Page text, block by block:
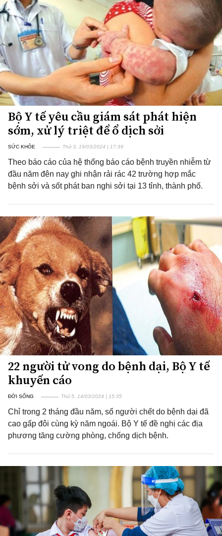
Bộ Y tế yêu cầu giám sát phát hiện
sớm, xử lý triệt để ổ dịch sởi
SỨC KHỎE Thứ 3, 19/03/2024 | 17:39
Theo báo cáo của hệ thống báo cáo bệnh truyền nhiễm từ
đầu năm đên nay ghi nhận rải rác 42 trường hợp mắc
bệnh sởi và sốt phát ban nghi sởi tại 13 tỉnh, thành phố.
22 người tử vong do bệnh dại, Bộ Y tế
khuyến cáo
ĐỜI SỐNG Thứ 5, 14/03/2024 | 15:35
Chỉ trong 2 tháng đầu năm, số người chết do bệnh dại đã
cao gấp đôi cùng kỳ năm ngoái. Bộ Y tế đề nghị các địa
phương tăng cường phòng, chống dịch bệnh.